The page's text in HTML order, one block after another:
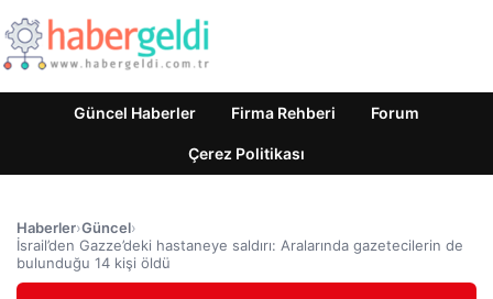
Güncel Haberler Firma Rehberi Forum
Çerez Politikası
Haberler›Güncel›
İsrail’den Gazze’deki hastaneye saldırı: Aralarında gazetecilerin de
bulunduğu 14 kişi öldü